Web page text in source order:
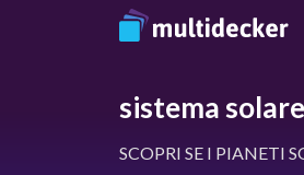
sistema solare
SCOPRI SE I PIANETI